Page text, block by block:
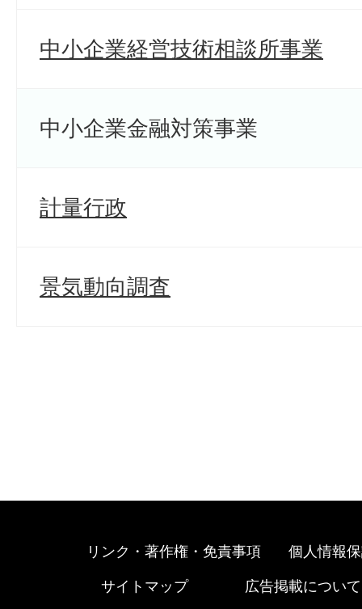
中小企業経営技術相談所事業
中小企業金融対策事業
計量行政
景気動向調査
リンク・著作権・免責事項 個人情報
サイトマップ 広告掲載について